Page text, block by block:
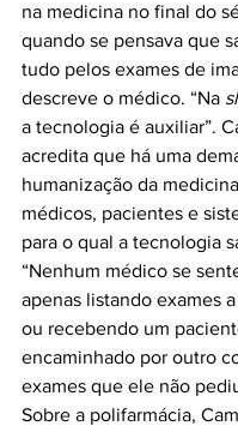
na medicina no final do
quando se pensava que
tudo pelos exames de
descreve o médico. “Na
a tecnologia é auxiliar”.
acredita que há uma
humanização da
médicos, pacientes e
para o qual a tecnologia
“Nenhum médico se
apenas listando exames
ou recebendo um
encaminhado por outro
exames que ele não
Sobre a polifarmácia,